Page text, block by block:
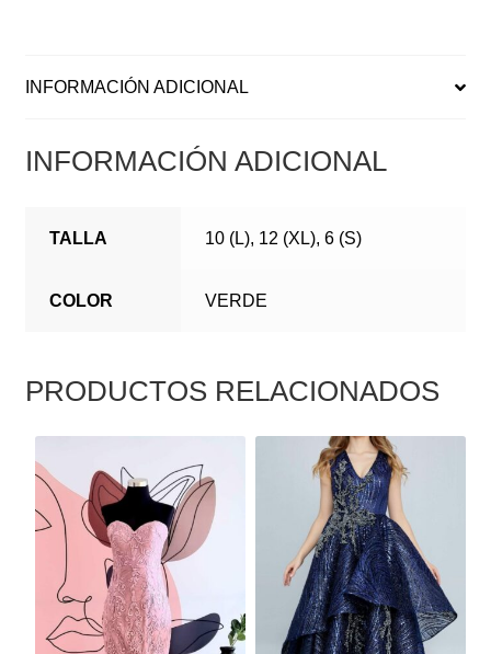
INFORMACIÓN ADICIONAL
INFORMACIÓN ADICIONAL
TALLA 10 (L), 12 (XL), 6 (S)
COLOR VERDE
PRODUCTOS RELACIONADOS
PRODUCTO
TIENE
MÚLTIPLES
VARIANTES.
LAS
OPCIONES
SE
PRODUCTO
MÚLTIPLES
VARIANTES.
LAS
OPCIONES